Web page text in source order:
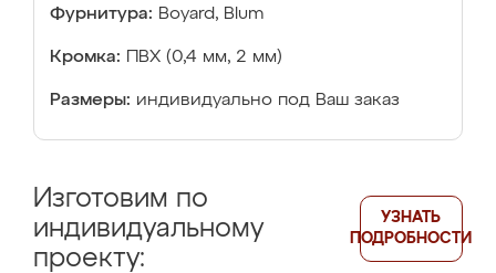
Фурнитура: Boyard, Blum
Кромка: ПВХ (0,4 мм, 2 мм)
Размеры: индивидуально под Ваш заказ
Изготовим по
индивидуальному
проекту:
УЗНАТЬ
ПОДРОБНОСТИ